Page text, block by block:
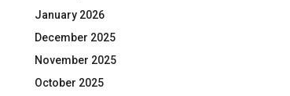
January 2026
December 2025
November 2025
October 2025